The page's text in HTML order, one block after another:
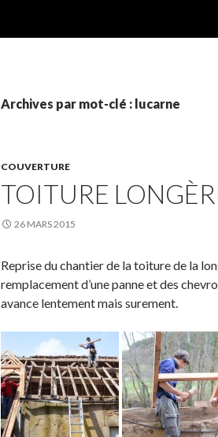
Archives par mot-clé : lucarne
COUVERTURE
TOITURE
26 MARS 2015
Reprise du chantier de la toiture de la
remplacement d’une panne et des
avance lentement mais surement.